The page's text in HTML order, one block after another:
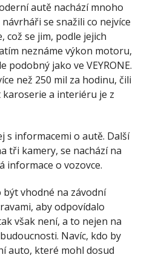
autě nachází mnoho
se snažili co nejvíce
se jim, podle jejich
neznáme výkon motoru,
podobný jako ve VEYRONE.
než 250 mil za hodinu, čili
karoserie a interiéru je z
s informacemi o autě. Další
tři kamery, se nachází na
informace o vozovce.
vhodné na závodní
aby odpovídalo
však není, a to nejen na
Navíc, kdo by
auto, které mohl dosud